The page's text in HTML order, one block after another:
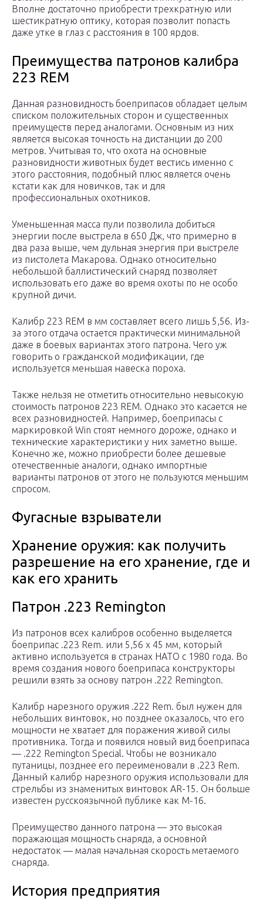
Вполне достаточно приобрести трехкратную или
шестикратную оптику, которая позволит попасть
даже утке в глаз с расстояния в 100 ярдов.
Преимущества патронов калибра
223 REM
Данная разновидность боеприпасов обладает целым
списком положительных сторон и существенных
преимуществ перед аналогами. Основным из них
является высокая точность на дистанции до 200
метров. Учитывая то, что охота на основные
разновидности животных будет вестись именно с
этого расстояния, подобный плюс является очень
кстати как для новичков, так и для
профессиональных охотников.
Уменьшенная масса пули позволила добиться
энергии после выстрела в 650 Дж, что примерно в
два раза выше, чем дульная энергия при выстреле
из пистолета Макарова. Однако относительно
небольшой баллистический снаряд позволяет
использовать его даже во время охоты по не особо
крупной дичи.
Калибр 223 REM в мм составляет всего лишь 5,56. Из-
за этого отдача остается практически минимальной
даже в боевых вариантах этого патрона. Чего уж
говорить о гражданской модификации, где
используется меньшая навеска пороха.
Также нельзя не отметить относительно невысокую
стоимость патронов 223 REM. Однако это касается не
всех разновидностей. Например, боеприпасы с
маркировкой Win стоят немного дороже, однако и
технические характеристики у них заметно выше.
Конечно же, можно приобрести более дешевые
отечественные аналоги, однако импортные
варианты патронов от этого не пользуются меньшим
спросом.
Фугасные взрыватели
Хранение оружия: как получить
разрешение на его хранение, где и
как его хранить
Патрон .223 Remington
Из патронов всех калибров особенно выделяется
боеприпас .223 Rem. или 5,56 х 45 мм, который
активно используется в странах НАТО с 1980 года. Во
время создания нового боеприпаса конструкторы
решили взять за основу патрон .222 Remington.
Калибр нарезного оружия .222 Rem. был нужен для
небольших винтовок, но позднее оказалось, что его
мощности не хватает для поражения живой силы
противника. Тогда и появился новый вид боеприпаса
— .222 Remington Special. Чтобы не возникало
путаницы, позднее его переименовали в .223 Rem.
Данный калибр нарезного оружия использовали для
стрельбы из знаменитых винтовок AR-15. Он больше
известен русскоязычной публике как М-16.
Преимущество данного патрона — это высокая
поражающая мощность снаряда, а основной
недостаток — малая начальная скорость метаемого
снаряда.
История предприятия